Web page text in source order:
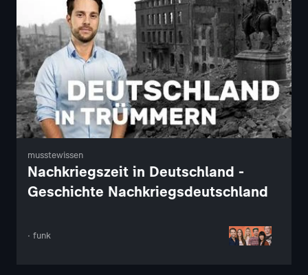
musstewissen
Nachkriegszeit in Deutschland -
Geschichte Nachkriegsdeutschland
· funk